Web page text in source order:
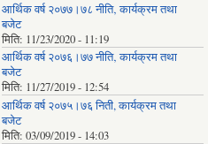
आर्थिक वर्ष २०७७।७८ नीति‚ कार्यक्रम तथा
बजेट
मिति: 11/23/2020 - 11:19
आर्थिक वर्ष २०७६।७७ नीति‚ कार्यक्रम तथा
बजेट
मिति: 11/27/2019 - 12:54
आर्थिक वर्ष २०७५।७६ निती, कार्यक्रम तथा
बजेट
मिति: 03/09/2019 - 14:03